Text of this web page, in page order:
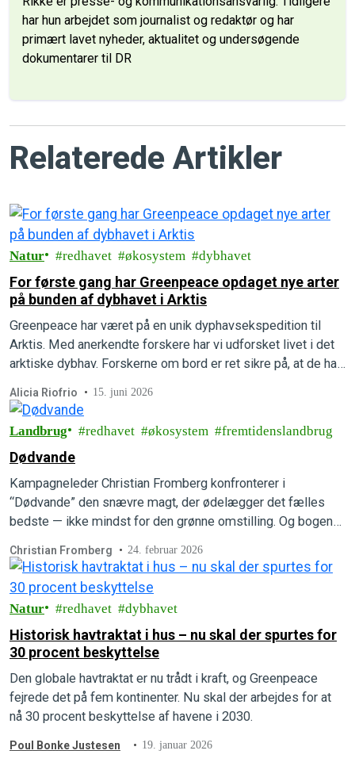
har hun arbejdet som journalist og redaktør og har
primært lavet nyheder, aktualitet og undersøgende
dokumentarer til DR
Relaterede Artikler
Natur redhavet økosystem dybhavet
For første gang har Greenpeace opdaget nye arter
på bunden af dybhavet i Arktis
Greenpeace har været på en unik dyphavsekspedition til
Arktis. Med anerkendte forskere har vi udforsket livet i det
arktiske dybhav. Forskerne om bord er ret sikre på, at de har
Alicia Riofrio 15. juni 2026
Landbrug redhavet økosystem fremtidenslandbrug
Dødvande
Kampagneleder Christian Fromberg konfronterer i
“Dødvande” den snævre magt, der ødelægger det fælles
bedste — ikke mindst for den grønne omstilling. Og bogen
den højaktuelle bog.
Christian Fromberg 24. februar 2026
Natur redhavet dybhavet
Historisk havtraktat i hus – nu skal der spurtes for
30 procent beskyttelse
Den globale havtraktat er nu trådt i kraft, og Greenpeace
fejrede det på fem kontinenter. Nu skal der arbejdes for at
nå 30 procent beskyttelse af havene i 2030.
Poul Bonke Justesen 19. januar 2026